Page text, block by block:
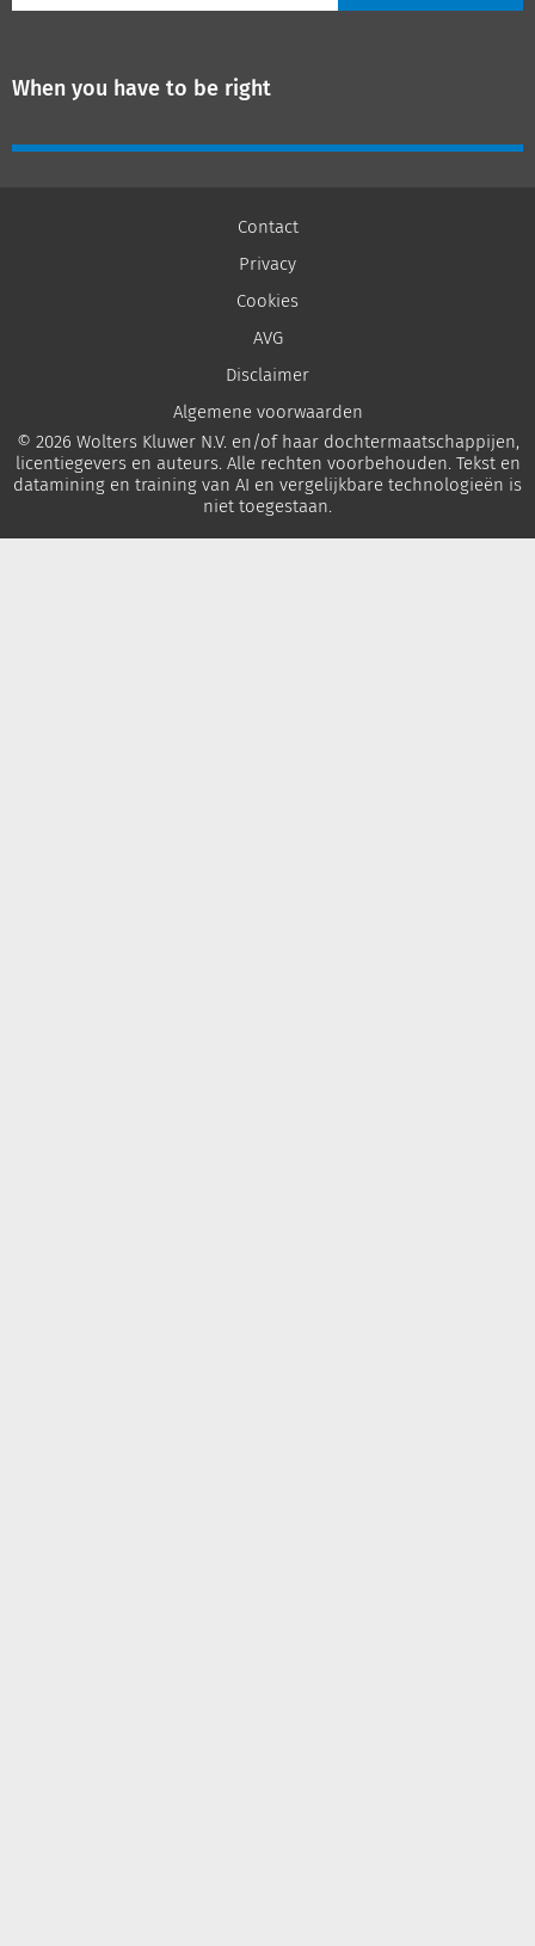
When you have to be right
Contact
Privacy
Cookies
AVG
Disclaimer
Algemene voorwaarden
© 2026 Wolters Kluwer N.V. en/of haar dochtermaatschappijen,
licentiegevers en auteurs. Alle rechten voorbehouden. Tekst en
datamining en training van AI en vergelijkbare technologieën is
niet toegestaan.